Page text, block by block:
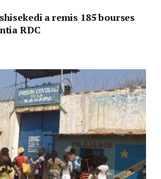
a remis 185 bourses
RDC